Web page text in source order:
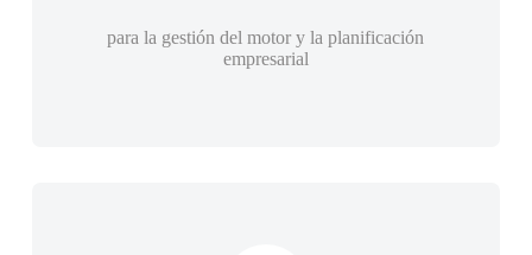
para la gestión del motor y la planificación
empresarial